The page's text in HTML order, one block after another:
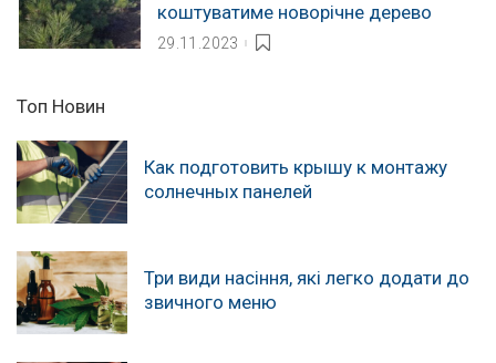
коштуватиме новорічне дерево
29.11.2023
Топ Новин
Как подготовить крышу к монтажу
солнечных панелей
Три види насіння, які легко додати до
звичного меню